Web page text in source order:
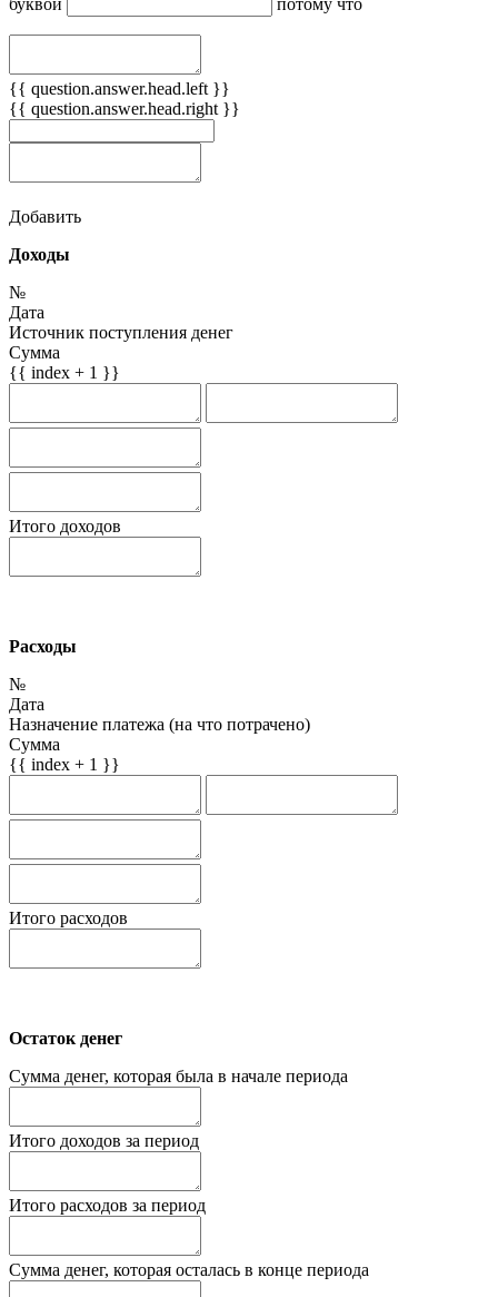
буквой потому что
{{ question.answer.head.left }}
{{ question.answer.head.right }}
Добавить
Доходы
№
Дата
Источник поступления денег
Сумма
{{ index + 1 }}
Итого доходов
Расходы
№
Дата
Назначение платежа (на что потрачено)
Сумма
{{ index + 1 }}
Итого расходов
Остаток денег
Сумма денег, которая была в начале периода
Итого доходов за период
Итого расходов за период
Сумма денег, которая осталась в конце периода